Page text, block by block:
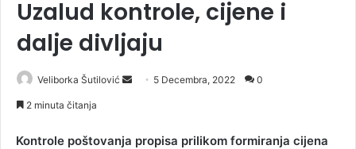
Uzalud kontrole, cijene i
dalje divljaju
Veliborka Šutilović
d
5 Decembra, 2022 0
2 minuta čitanja
Kontrole poštovanja propisa prilikom formiranja cijena